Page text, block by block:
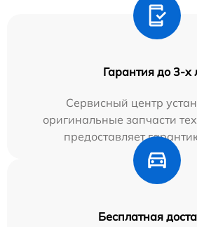
Гарантия до 3-х
Сервисный центр
оригинальные запчасти
предоставляет
Бесплатная